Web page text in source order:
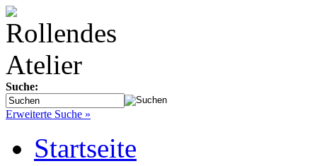
Suche:
Erweiterte Suche »
Startseite